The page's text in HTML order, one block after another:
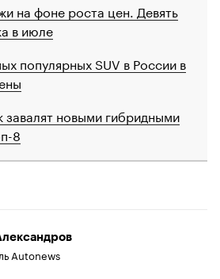
на фоне роста цен. Девять
в июле
популярных SUV в России в
завалят новыми гибридными
8
Autonews